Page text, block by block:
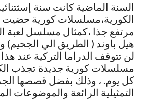
السنة الماضية كانت سنة
الكورية،مسلسلات كورية
مرتفع جذا ،كمثال مسلسل لعبة
هيل باوند ( الطريق الي الجحيم)
لن تتوقف الدراما التركية عند
مسلسلات كورية جديدة تجذب
كل يوم. ، وذلك بفضل قصصها
التمثيلية الرائعة والموضوعات